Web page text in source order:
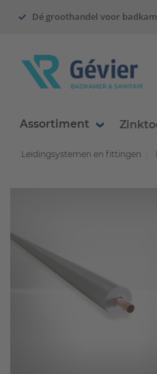
Dé groothandel voor
Assortiment
Leidingsystemen en fittingen